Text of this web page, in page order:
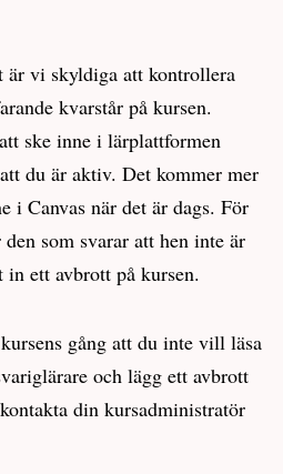
är vi skyldiga att kontrollera
kvarstår på kursen.
ske inne i lärplattformen
du är aktiv. Det kommer mer
i Canvas när det är dags. För
som svarar att hen inte är
ett avbrott på kursen.
gång att du inte vill läsa
och lägg ett avbrott
din kursadministratör